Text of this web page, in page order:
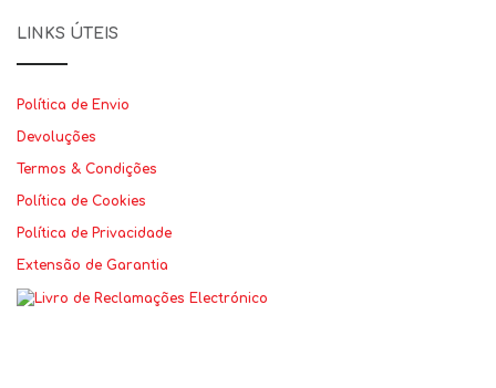
LINKS ÚTEIS
Política de Envio
Devoluções
Termos & Condições
Política de Cookies
Política de Privacidade
Extensão de Garantia